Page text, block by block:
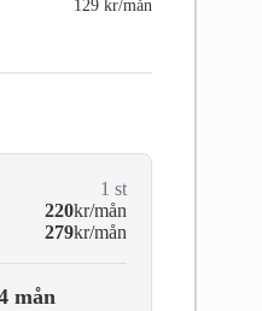
129 kr/mån
1 st
220kr/mån
279kr/mån
mån